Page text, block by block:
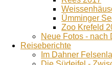
Ümminger
Zoo Krefeld
Neue Fotos - nach
Reiseberichte
Im Dahner